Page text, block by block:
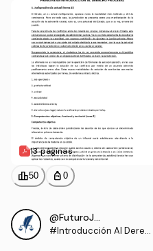
13 páginas
leaderboard50 personal_bag 0
@FuturoJurista
#Introducción Al Derec